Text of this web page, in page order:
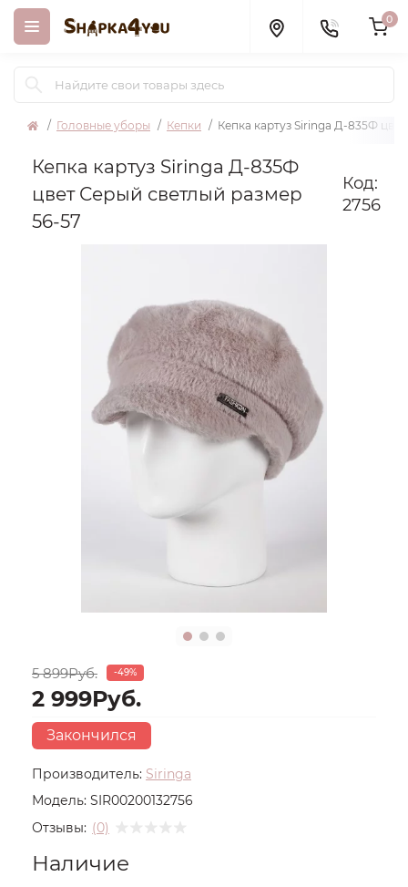
0
Головные уборы Кепки Кепка картуз Siringa Д-835Ф
Кепка картуз Siringa Д-835Ф
цвет Серый светлый размер
56-57
Код:
2756
Производитель: Siringa
Модель: SIR00200132756
Отзывы: (0)
5 899Руб. -49%
2 999Руб.
Закончился
Наличие